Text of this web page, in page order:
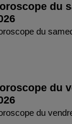
du
du
du
du